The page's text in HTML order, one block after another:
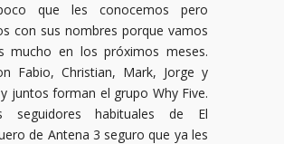
que les conocemos pero
con sus nombres porque vamos
mucho en los próximos meses.
Fabio, Christian, Mark, Jorge y
juntos forman el grupo Why Five.
seguidores habituales de El
de Antena 3 seguro que ya les